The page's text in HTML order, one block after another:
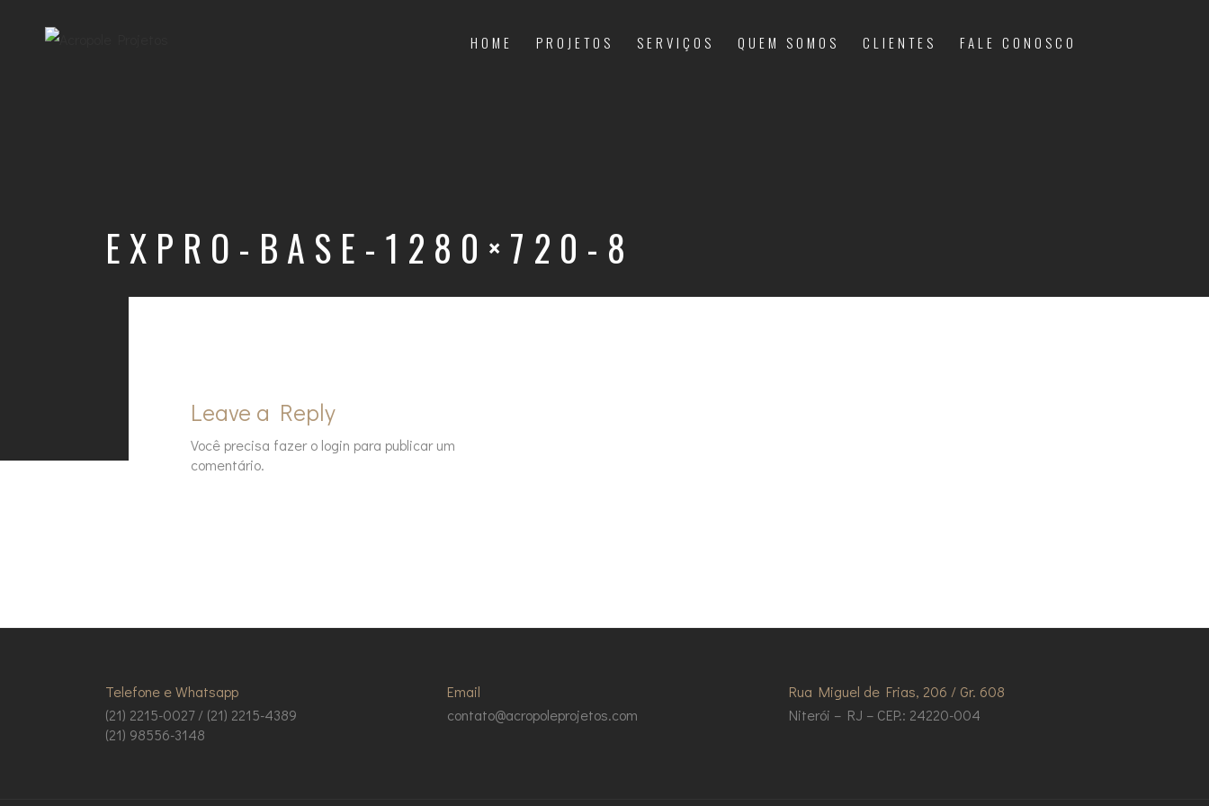
HOME PROJETOS SERVIÇOS QUEM SOMOS CLIENTES FALE CONOSCO
EXPRO-BASE-1280×720-8
Leave a Reply
Você precisa fazer o login para publicar um
comentário.
Telefone e Whatsapp
(21) 2215-0027 / (21) 2215-4389
(21) 98556-3148
Email
contato@acropoleprojetos.com
Rua Miguel de Frias, 206 / Gr. 608
Niterói – RJ – CEP.: 24220-004